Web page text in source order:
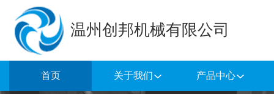
温州创邦机械有限公司
首页 关于我们 产品中心